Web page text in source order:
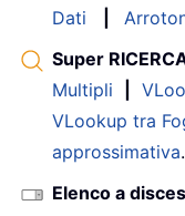
Dati
Super
Multipli
VLookup tra
approssimativa
Elenco a